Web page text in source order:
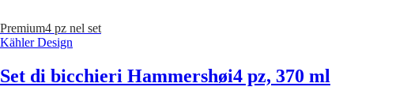
Premium4 pz nel set
Kähler Design
Set di bicchieri Hammershøi4 pz, 370 ml